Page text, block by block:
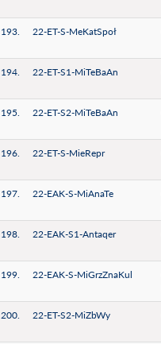
193. 22-ET-S-MeKatSpoł
194. 22-ET-S1-MiTeBaAn
195. 22-ET-S2-MiTeBaAn
196. 22-ET-S-MieRepr
197. 22-EAK-S-MiAnaTe
198. 22-EAK-S1-Antaqer
199. 22-EAK-S-MiGrzZnaKul
200. 22-ET-S2-MiZbWy